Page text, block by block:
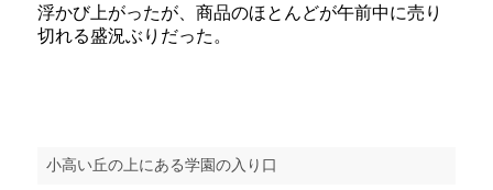
浮かび上がったが、商品のほとんどが午前中に売り
切れる盛況ぶりだった。
小高い丘の上にある学園の入り口